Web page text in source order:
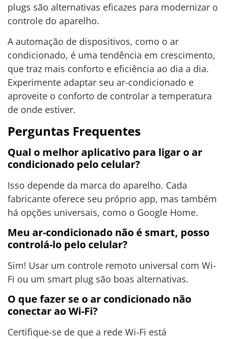
plugs são alternativas eficazes para modernizar o
controle do aparelho.
A automação de dispositivos, como o ar
condicionado, é uma tendência em crescimento,
que traz mais conforto e eficiência ao dia a dia.
Experimente adaptar seu ar-condicionado e
aproveite o conforto de controlar a temperatura
de onde estiver.
Perguntas Frequentes
Qual o melhor aplicativo para ligar o ar
condicionado pelo celular?
Isso depende da marca do aparelho. Cada
fabricante oferece seu próprio app, mas também
há opções universais, como o Google Home.
Meu ar-condicionado não é smart, posso
controlá-lo pelo celular?
Sim! Usar um controle remoto universal com Wi-
Fi ou um smart plug são boas alternativas.
O que fazer se o ar condicionado não
conectar ao Wi-Fi?
Certifique-se de que a rede Wi-Fi está